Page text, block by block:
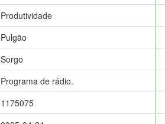
Produtividade
Pulgão
Sorgo
Programa de rádio.
1175075